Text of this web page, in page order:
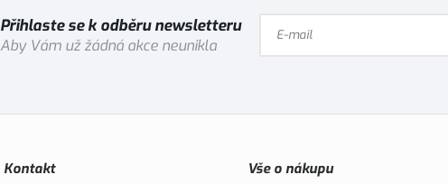
Přihlaste se k odběru newsletteru
Aby Vám už žádná akce neunikla
Kontakt Vše o nákupu